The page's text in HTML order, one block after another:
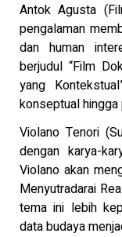
Antok Agusta
pengalaman
dan human
berjudul “Film
yang
konseptual
Violano Tenori
dengan karya-
Violano akan
Menyutradarai
tema ini lebih
data budaya